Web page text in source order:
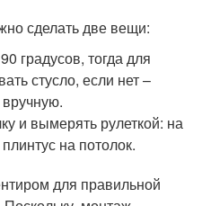
сделать две вещи:
градусов, тогда для
стусло, если нет –
вручную.
и вымерять рулеткой: на
на потолок.
для правильной